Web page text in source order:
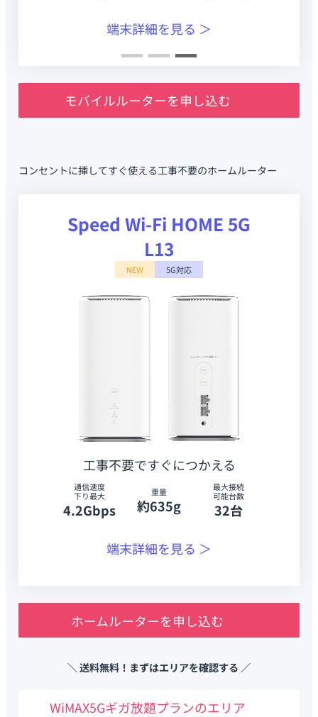
端末詳細を見る ＞
モバイルルーターを申し込む
コンセントに挿してすぐ使える工事不要のホームルーター
Speed Wi-Fi HOME 5G
L13
NEW 5G対応
工事不要ですぐにつかえる
通信速度
下り最大
4.2Gbps
重量
約635g
最大接続
可能台数
32台
端末詳細を見る ＞
ホームルーターを申し込む
＼ 送料無料！まずはエリアを確認する ／
WiMAX5Gギガ放題プランのエリア